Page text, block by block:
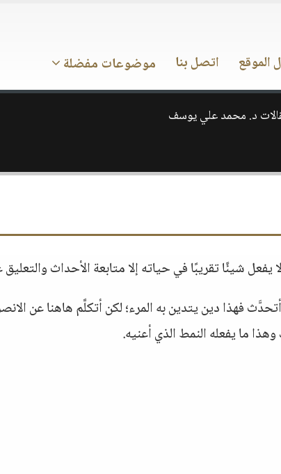
الموقع اتصل بنا موضوعات مفضلة
د. محمد علي يوسف
شيئًا تقريبًا في حياته إلا متابعة الأحداث والتعليق
فهذا دين يتدين به المرء؛ لكن أتكلَّم هاهنا عن
ما يفعله النمط الذي أعنيه.